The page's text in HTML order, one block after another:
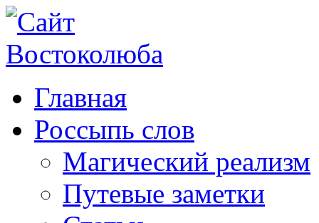
Главная
Россыпь слов
Магический реализм
Путевые заметки